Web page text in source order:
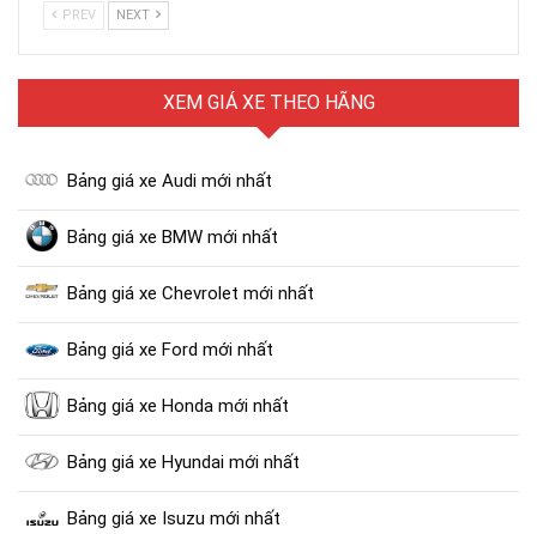
PREV NEXT
XEM GIÁ XE THEO HÃNG
Bảng giá xe Audi mới nhất
Bảng giá xe BMW mới nhất
Bảng giá xe Chevrolet mới nhất
Bảng giá xe Ford mới nhất
Bảng giá xe Honda mới nhất
Bảng giá xe Hyundai mới nhất
Bảng giá xe Isuzu mới nhất